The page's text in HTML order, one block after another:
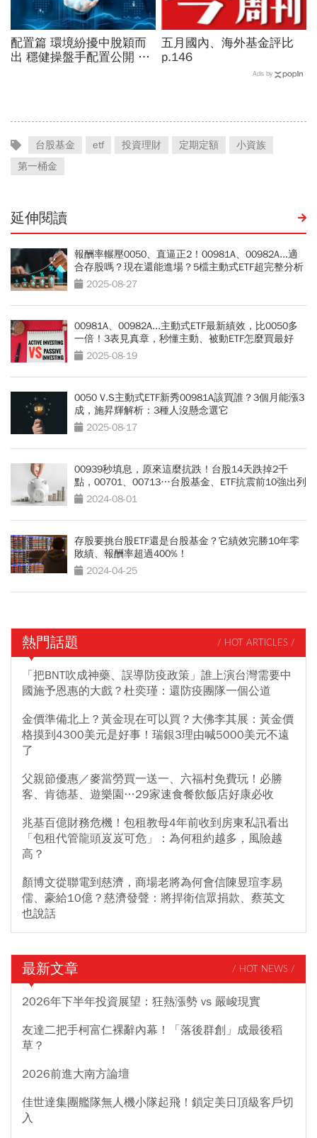
配置篇 環境紛擾中脫穎而
出 穩健操盤手配置公開 加
五月國內、海外基金評比
p.146
Ads by
台股基金 etf 投資理財 定期定額
小資族
第一桶金
延伸閱讀
報酬率輾壓0050、直逼正2！00981A、00982A...適
合存股嗎？現在還能進場？5檔主動式ETF超完整分析
2025-08-27
00981A、00982A...主動式ETF最新績效，比0050多
一倍！3表見真章，秒懂主動、被動ETF怎麼買最好
2025-08-19
0050 V.S主動式ETF新秀00981A該買誰？3個月能漲3
成，施昇輝解析：3種人沒懸念選它
2025-08-17
00939秒填息，原來這麼抗跌！台股14天跌掉2千
點，00701、00713…台股基金、ETF抗震前10強出列
2024-08-01
存股要挑台股ETF還是台股基金？它績效完勝10年零
敗績、報酬率超過400%！
2024-04-25
熱門話題 / HOT ARTICLES /
「把BNT吹成神藥、誤導防疫政策」誰上演台灣需要中
國施予恩惠的大戲？杜奕瑾：還防疫團隊一個公道
金價準備北上？黃金現在可以買？大佛李其展：黃金價
格摸到4300美元是好事！瑞銀3理由喊5000美元不遠
了
父親節優惠／麥當勞買一送一、六福村免費玩！必勝
客、肯德基、遊樂園…29家速食餐飲飯店好康必收
兆基百億財務危機！包租教母4年前收到房東私訊看出
「包租代管龍頭岌岌可危」：為何租約越多，風險越
高？
顏博文從聯電到慈濟，商場老將為何會信陳昱瑄李易
儒、豪給10億？慈濟發聲：將捍衛信眾捐款、蔡英文
也說話
最新文章 / HOT NEWS /
2026年下半年投資展望：狂熱漲勢 vs 嚴峻現實
友達二把手柯富仁裸辭內幕！「落後群創」成最後稻
草？
2026前進大南方論壇
佳世達集團艦隊無人機小隊起飛！鎖定美日頂級客戶切
入